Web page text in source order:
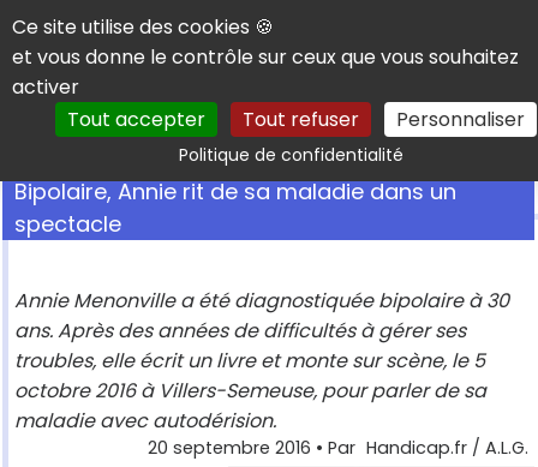
Panneau de gestion des cookies
Ce site utilise des cookies 🍪
et vous donne le contrôle sur ceux que vous souhaitez
activer
Tout accepter
Tout refuser Personnaliser
Politique de confidentialitéRechercher
Bipolaire, Annie rit de sa maladie dans un
spectacle
Annie Menonville a été diagnostiquée bipolaire à 30
ans. Après des années de difficultés à gérer ses
troubles, elle écrit un livre et monte sur scène, le 5
octobre 2016 à Villers-Semeuse, pour parler de sa
maladie avec autodérision.
20 septembre 2016 • Par Handicap.fr / A.L.G.